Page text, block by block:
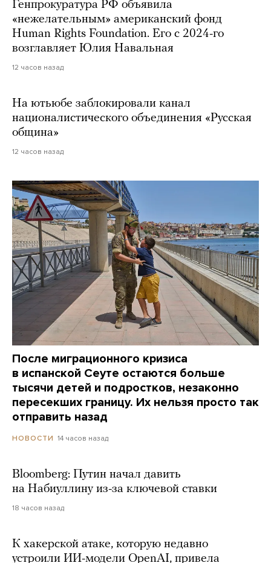
Генпрокуратура РФ объявила
«нежелательным» американский фонд
Human Rights Foundation. Его с 2024-го
возглавляет Юлия Навальная
12 часов назад
На ютьюбе заблокировали канал
националистического объединения «Русская
община»
12 часов назад
После миграционного кризиса
в испанской Сеуте остаются больше
тысячи детей и подростков, незаконно
пересекших границу. Их нельзя просто так
отправить назад
НОВОСТИ 14 часов назад
Bloomberg: Путин начал давить
на Набиуллину из-за ключевой ставки
18 часов назад
К хакерской атаке, которую недавно
устроили ИИ-модели OpenAI, привела